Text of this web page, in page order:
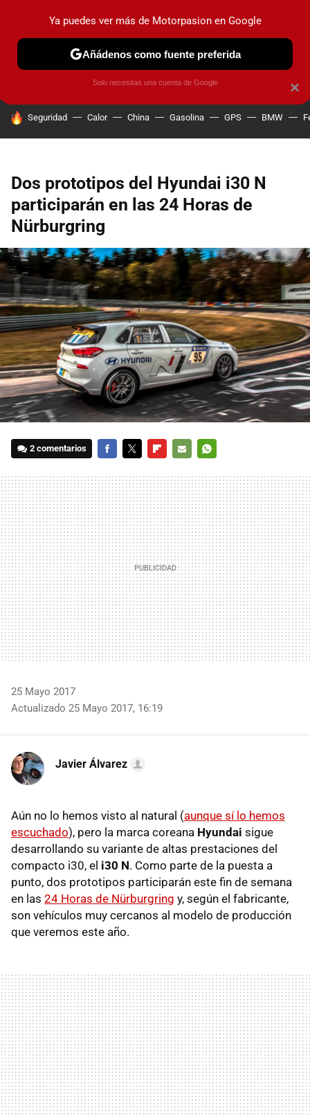
PRUEBAS COCHES ELÉCTRICOS OBSERVATORIO
HOY SE HABLA DE
Seguridad Calor China Gasolina GPS BMW
Dos prototipos del Hyundai i30 N
participarán en las 24 Horas de
Nürburgring
2 comentarios
MAIL
25 Mayo 2017
Actualizado 25 Mayo 2017, 16:19
Javier Álvarez
Aún no lo hemos visto al natural (aunque sí lo hemos
escuchado), pero la marca coreana Hyundai sigue
desarrollando su variante de altas prestaciones del
compacto i30, el i30 N. Como parte de la puesta a
punto, dos prototipos participarán este fin de semana
en las 24 Horas de Nürburgring y, según el fabricante,
son vehículos muy cercanos al modelo de producción
que veremos este año.
×
Ya puedes ver más de Motorpasion en Google
Añádenos como fuente preferida
Solo necesitas una cuenta de Google